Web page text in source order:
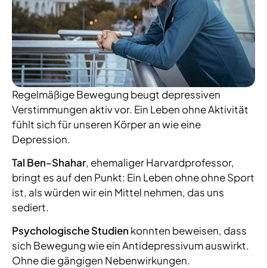
Regelmäßige Bewegung beugt depressiven
Verstimmungen aktiv vor. Ein Leben ohne Aktivität
fühlt sich für unseren Körper an wie eine
Depression.
Tal Ben-Shahar, ehe­ma­li­ger Har­vard­pro­fes­sor,
bringt es auf den Punkt: Ein Leben ohne ohne Sport
ist, als würden wir ein Mittel nehmen, das uns
sediert.
Psychologische Studien konnten beweisen, dass
sich Bewegung wie ein Antidepressivum auswirkt.
Ohne die gängigen Nebenwirkungen.